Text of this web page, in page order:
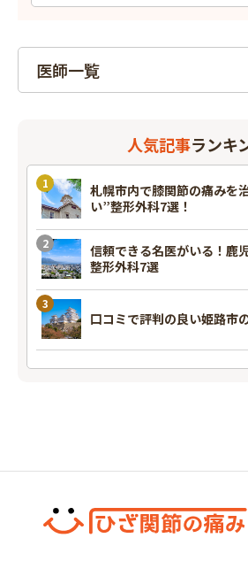
医師一覧
人気記事ランキ
札幌市内で膝関節の痛みを
い”整形外科7選！
信頼できる名医がいる！鹿
整形外科7選
口コミで評判の良い姫路市